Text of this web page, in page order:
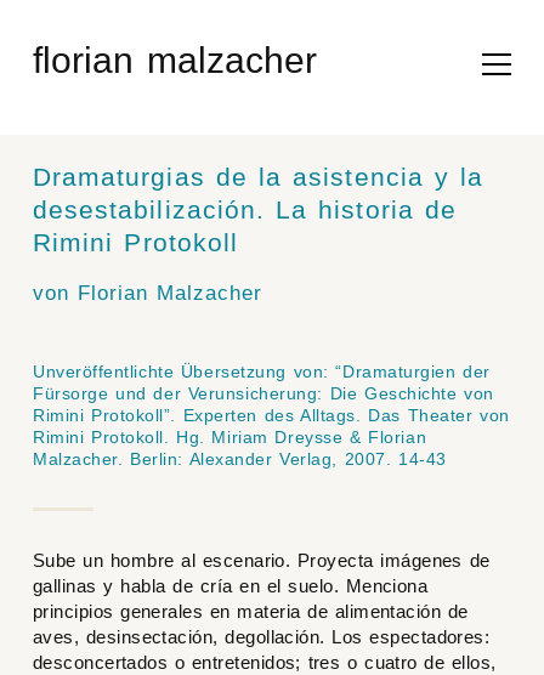
contentflorian malzacher
Dramaturgias de la asistencia y la
desestabilización. La historia de
Rimini Protokoll
von Florian Malzacher
Unveröffentlichte Übersetzung von: “Dramaturgien der
Fürsorge und der Verunsicherung: Die Geschichte von
Rimini Protokoll”. Experten des Alltags. Das Theater von
Rimini Protokoll.
Hg. Miriam Dreysse & Florian
Malzacher. Berlin: Alexander Verlag, 2007. 14-43
Sube un hombre al escenario. Proyecta imágenes de
gallinas y habla de cría en el suelo. Menciona
principios generales en materia de alimentación de
aves, desinsectación, degollación. Los espectadores:
desconcertados o entretenidos; tres o cuatro de ellos,